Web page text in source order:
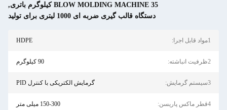
BLOW MOLDING MACHINE 35 کیلوگرم باتری
,
دستگاه قالب گیری ضربه ای 1000 لیتری برای تولید
1مواد قابل اجرا: HDPE
2ظرفیت انباشته: 90 کیلوگرم
3سیستم گرمایش: گرمایش الکتریکی با کنترل PID
4قطر ماکس پاریسن: 150-300 میلی متر